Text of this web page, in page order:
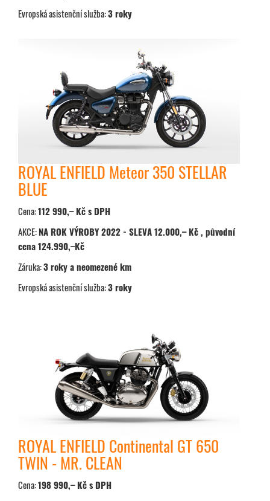
Evropská asistenční služba:3 roky
ROYAL ENFIELD Meteor 350 STELLAR
BLUE
Cena:112 990,– Kč s DPH
AKCE:NA ROK VÝROBY 2022 - SLEVA 12.000,– Kč , původní
cena 124.990,–Kč
Záruka:3 roky a neomezené km
Evropská asistenční služba:3 roky
ROYAL ENFIELD Continental GT 650
TWIN - MR. CLEAN
Cena:198 990,– Kč s DPH